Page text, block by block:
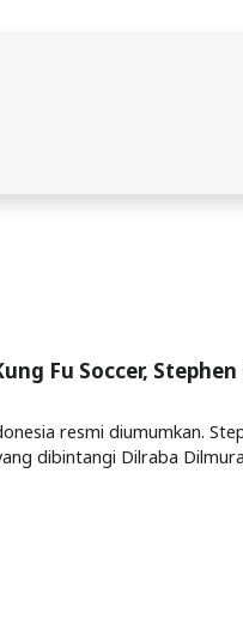
Fu Soccer,
resmi diumumkan.
dibintangi Dilraba